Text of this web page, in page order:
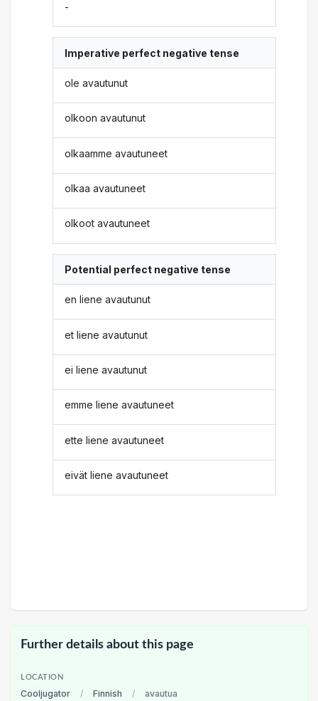
-
Imperative perfect negative tense
ole avautunut
olkoon avautunut
olkaamme avautuneet
olkaa avautuneet
olkoot avautuneet
Potential perfect negative tense
en liene avautunut
et liene avautunut
ei liene avautunut
emme liene avautuneet
ette liene avautuneet
eivät liene avautuneet
Further details about this page
LOCATION
Cooljugator / Finnish / avautua